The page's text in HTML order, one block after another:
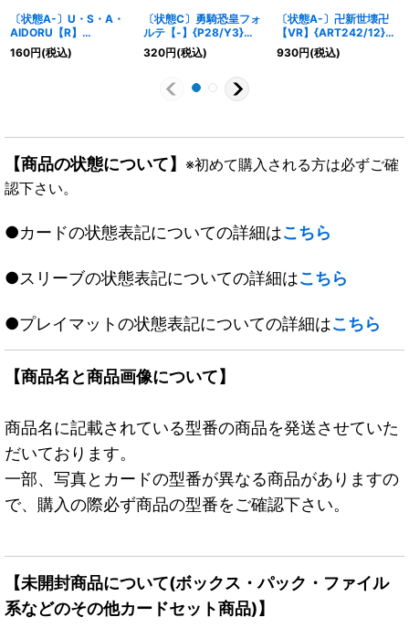
〔状態A-〕U・S・A・
AIDORU【R】
{RP2213A/20}《火》
160円(税込)
〔状態C〕勇騎恐皇フォ
ルテ【-】{P28/Y3}
《多》
320円(税込)
〔状態A-〕卍新世壊卍
【VR】{ART242/12}
《水》
930円(税込)
【商品の状態について】 ※初めて購入される方は必ずご確
認下さい。
●カードの状態表記についての詳細はこちら
●スリーブの状態表記についての詳細はこちら
●プレイマットの状態表記についての詳細はこちら
【商品名と商品画像について】
商品名に記載されている型番の商品を発送させていた
だいております。
一部、写真とカードの型番が異なる商品がありますの
で、購入の際必ず商品の型番をご確認下さい。
【未開封商品について(ボックス・パック・ファイル
系などのその他カードセット商品)】